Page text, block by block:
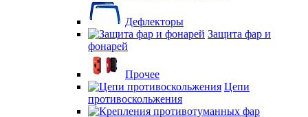
Дефлекторы
Защита фар и
фонарей
Прочее
Цепи
противоскольжения